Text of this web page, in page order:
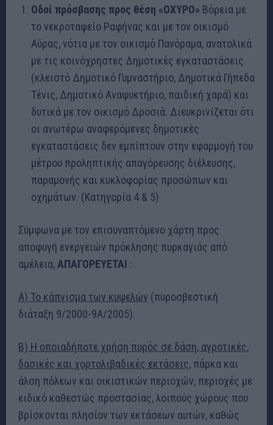
Οδοί πρόσβασης προς θέση «ΟΧΥΡΟ» Βόρεια με
το νεκροταφείο Ραφήνας και με τον οικισμό
Αύρας, νότια με τον οικισμό Πανόραμα, ανατολικά
με τις κοινόχρηστες Δημοτικές εγκαταστάσεις
(κλειστό Δημοτικό Γυμναστήριο, Δημοτικά Γήπεδα
Τένις, Δημοτικό Αναψυκτήριο, παιδική χαρά) και
δυτικά με τον οικισμό Δροσιά. Διευκρινίζεται ότι
οι ανωτέρω αναφερόμενες δημοτικές
εγκαταστάσεις δεν εμπίπτουν στην εφαρμογή του
μέτρου προληπτικής απαγόρευσης διέλευσης,
παραμονής και κυκλοφορίας προσώπων και
οχημάτων. (Κατηγορία 4 & 5)
Σύμφωνα με τον επισυναπτόμενο χάρτη προς
αποφυγή ενεργειών πρόκλησης πυρκαγιάς από
αμέλεια,ΑΠΑΓΟΡΕΥΕΤΑΙ :
Α) Το κάπνισμα των κυψελών (πυροσβεστική
διάταξη 9/2000-9Α/2005).
Β) Η οποιαδήποτε χρήση πυρός σε δάση, αγροτικές,
δασικές και χορτολιβαδικές εκτάσεις, πάρκα και
άλση πόλεων και οικιστικών περιοχών, περιοχές με
ειδικό καθεστώς προστασίας, λοιπούς χώρους που
βρίσκονται πλησίον των εκτάσεων αυτών, καθώς